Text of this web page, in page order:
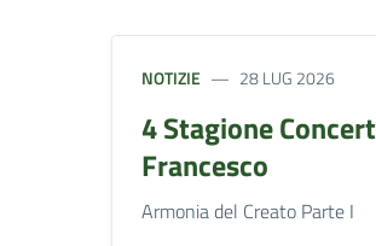
NOTIZIE 28 LUG 2026
4 Stagione
Francesco
Armonia del Creato Parte I